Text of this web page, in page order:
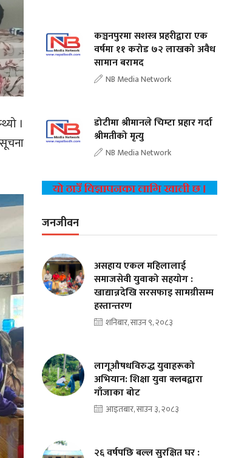
।
कञ्चनपुरमा सशस्त्र प्रहरीद्वारा एक
वर्षमा ११ करोड ७२ लाखको अवैध
सामान बरामद
NB Media Network
डोटीमा श्रीमानले चिम्टा प्रहार गर्दा
श्रीमतीको मृत्यु
NB Media Network
जनजीवन
असहाय एकल महिलालाई
समाजसेवी युवाको सहयोग :
खाद्यान्नदेखि सरसफाइ सामग्रीसम्म
हस्तान्तरण
शनिबार, साउन ९, २०८३
लागूऔषधविरुद्ध युवाहरूको
अभियान: शिक्षा युवा क्लबद्वारा
गाँजाका बोट
आइतबार, साउन ३, २०८३
२६ वर्षपछि बल्ल सुरक्षित घर :